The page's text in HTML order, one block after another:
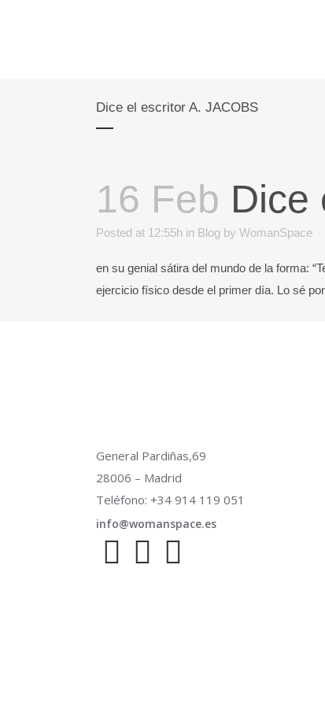
Dice el escritor A. JACOBS
16 Feb Dice
Posted at 12:55h in Blog by WomanSpace
en su genial sátira del mundo de la forma:
ejercicio físico desde el primer día. Lo sé
General Pardiñas,69
28006 – Madrid
Teléfono: +34 914 119 051
info@womanspace.es